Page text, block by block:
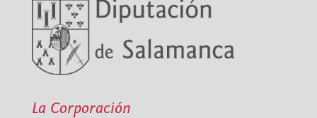
La Corporación